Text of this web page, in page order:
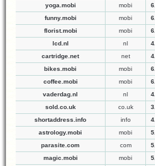
yoga.mobi
mobi
funny.mobi
mobi
florist.mobi
mobi
lcd.nl
nl
cartridge.net
net
bikes.mobi
mobi
coffee.mobi
mobi
vaderdag.nl
nl
sold.co.uk
co.uk
shortaddress.info
info
astrology.mobi
mobi
parasite.com
com
magic.mobi
mobi